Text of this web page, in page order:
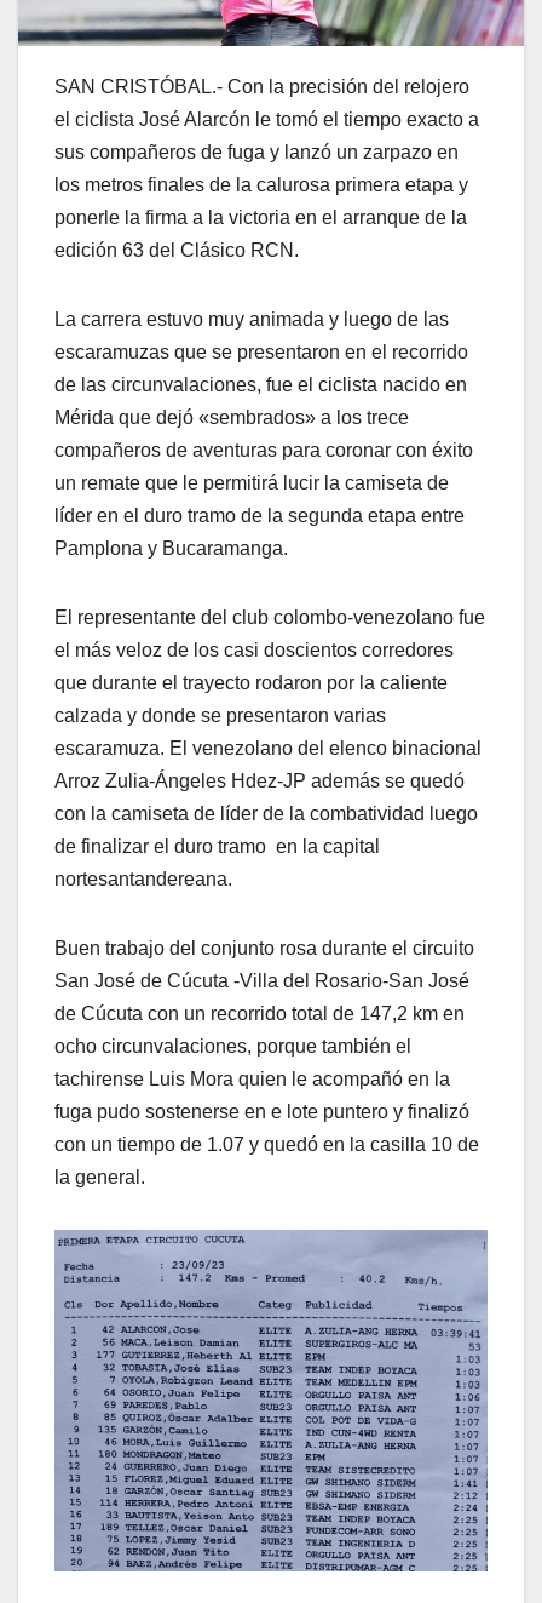
SAN CRISTÓBAL.- Con la precisión del relojero
el ciclista José Alarcón le tomó el tiempo exacto a
sus compañeros de fuga y lanzó un zarpazo en
los metros finales de la calurosa primera etapa y
ponerle la firma a la victoria en el arranque de la
edición 63 del Clásico RCN.
La carrera estuvo muy animada y luego de las
escaramuzas que se presentaron en el recorrido
de las circunvalaciones, fue el ciclista nacido en
Mérida que dejó «sembrados» a los trece
compañeros de aventuras para coronar con éxito
un remate que le permitirá lucir la camiseta de
líder en el duro tramo de la segunda etapa entre
Pamplona y Bucaramanga.
El representante del club colombo-venezolano fue
el más veloz de los casi doscientos corredores
que durante el trayecto rodaron por la caliente
calzada y donde se presentaron varias
escaramuza. El venezolano del elenco binacional
Arroz Zulia-Ángeles Hdez-JP además se quedó
con la camiseta de líder de la combatividad luego
de finalizar el duro tramo en la capital
nortesantandereana.
Buen trabajo del conjunto rosa durante el circuito
San José de Cúcuta -Villa del Rosario-San José
de Cúcuta con un recorrido total de 147,2 km en
ocho circunvalaciones, porque también el
tachirense Luis Mora quien le acompañó en la
fuga pudo sostenerse en e lote puntero y finalizó
con un tiempo de 1.07 y quedó en la casilla 10 de
la general.